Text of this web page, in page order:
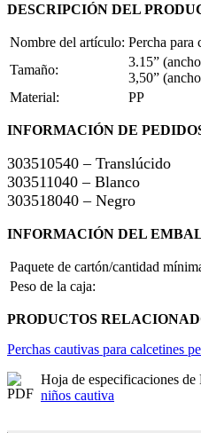
DESCRIPCIÓN DEL
Nombre del artículo: Percha para
Tamaño:
3.15”
3,50”
Material:
PP
INFORMACIÓN DE
303510540 – Translúcido
303511040 – Blanco
303518040 – Negro
INFORMACIÓN DEL
Paquete de cartón/cantidad
Peso de la caja:
PRODUCTOS
Perchas cautivas para calcetines
Hoja de especificaciones de
niños cautiva